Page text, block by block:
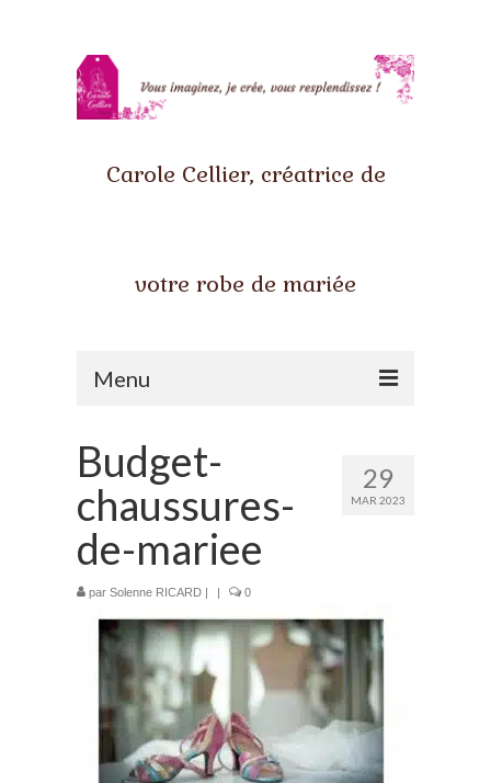
Carole Cellier, créatrice de
votre robe de mariée
Menu
Qui suis-je ?
Prestations
La mariée astucieuse
L’invitée intrépide
Galerie
Blog
29
MAR 2023
Budget-
chaussures-
de-mariee
par Solenne RICARD | | 0